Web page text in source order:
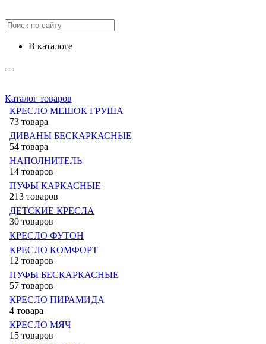
в каталоге
Каталог товаров
КРЕСЛО МЕШОК ГРУША
73 товара
ДИВАНЫ БЕСКАРКАСНЫЕ
54 товара
НАПОЛНИТЕЛЬ
14 товаров
ПУФЫ КАРКАСНЫЕ
213 товаров
ДЕТСКИЕ КРЕСЛА
30 товаров
КРЕСЛО ФУТОН
КРЕСЛО КОМФОРТ
12 товаров
ПУФЫ БЕСКАРКАСНЫЕ
57 товаров
КРЕСЛО ПИРАМИДА
4 товара
КРЕСЛО МЯЧ
15 товаров